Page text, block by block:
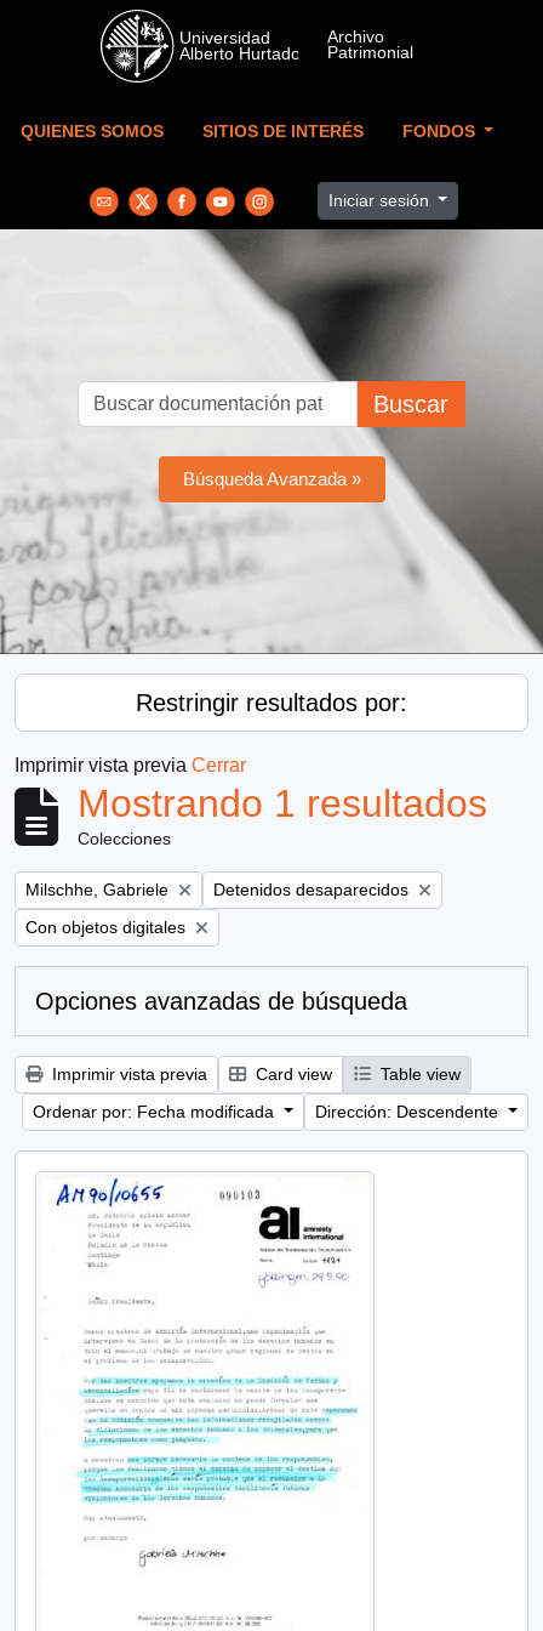
Skip to main content
QUIENES SOMOS SITIOS DE INTERÉS FONDOS
Iniciar sesión
Buscar
Búsqueda Avanzada »
Restringir resultados por:
Imprimir vista previa Cerrar
Mostrando 1 resultados
Colecciones
Remove filter:
Milschhe, Gabriele Remove filter:
Detenidos desaparecidos
Remove filter:
Con objetos digitales
Opciones avanzadas de búsqueda
Imprimir vista previa Card view
Table view
Ordenar por: Fecha modificada
Dirección: Descendente